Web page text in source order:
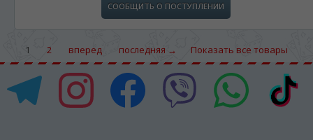
СООБЩИТЬ О ПОСТУПЛЕНИИ
1 2 вперед последняя → Показать все товары